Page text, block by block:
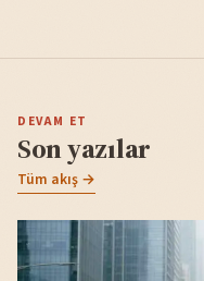
DEVAM ET
Son yazılar
Tüm akış →